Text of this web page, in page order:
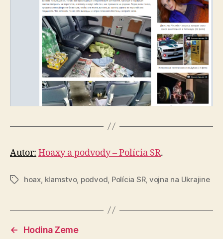
Autor: Hoaxy a podvody – Polícia SR.
Značky
hoax klamstvo, podvod Polícia SR, vojna na Ukrajine
←
Hodina Zeme